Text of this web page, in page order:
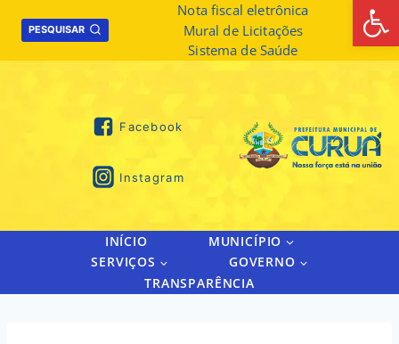
PESQUISAR
Nota fiscal eletrônica
Mural de Licitações
Sistema de Saúde
Facebook
Instagram
INÍCIO
MUNICÍPIO
SERVIÇOS
GOVERNO
TRANSPARÊNCIA